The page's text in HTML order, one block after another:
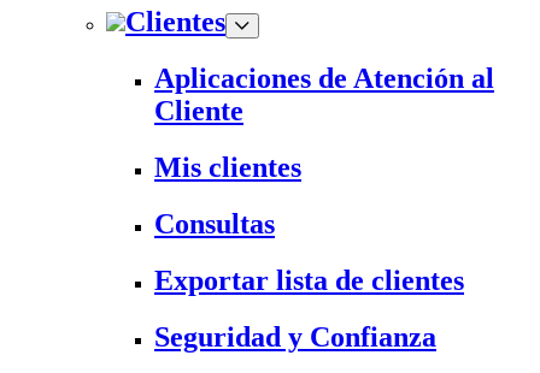
Clientes
Aplicaciones de Atención al
Cliente
Mis clientes
Consultas
Exportar lista de clientes
Seguridad y Confianza